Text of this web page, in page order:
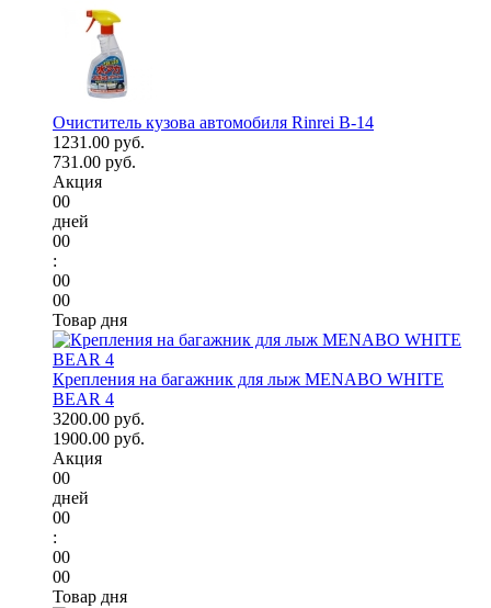
Очиститель кузова автомобиля Rinrei B-14
1231.00 руб.
731.00 руб.
Акция
00
дней
00
:
00
00
Товар дня
Крепления на багажник для лыж MENABO WHITE
BEAR 4
3200.00 руб.
1900.00 руб.
Акция
00
дней
00
:
00
00
Товар дня